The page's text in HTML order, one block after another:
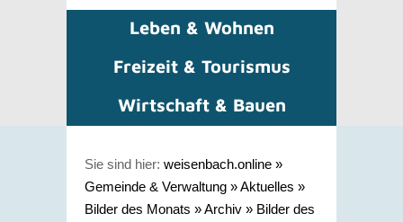
Leben & Wohnen
Freizeit & Tourismus
Wirtschaft & Bauen
Sie sind hier: weisenbach.online »
Gemeinde & Verwaltung »Aktuelles »
Bilder des Monats »Archiv » Bilder des